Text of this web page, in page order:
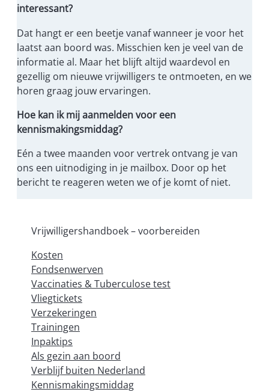
Vrijwilligershandboek – voorbereiden
Kosten
Fondsenwerven
Vaccinaties & Tuberculose test
Vliegtickets
Verzekeringen
Trainingen
Inpaktips
Als gezin aan boord
Verblijf buiten Nederland
Kennismakingsmiddag
interessant?
Dat hangt er een beetje vanaf wanneer je voor het
laatst aan boord was. Misschien ken je veel van de
informatie al. Maar het blijft altijd waardevol en
gezellig om nieuwe vrijwilligers te ontmoeten, en we
horen graag jouw ervaringen.
Hoe kan ik mij aanmelden voor een
kennismakingsmiddag?
Eén a twee maanden voor vertrek ontvang je van
ons een uitnodiging in je mailbox. Door op het
bericht te reageren weten we of je komt of niet.